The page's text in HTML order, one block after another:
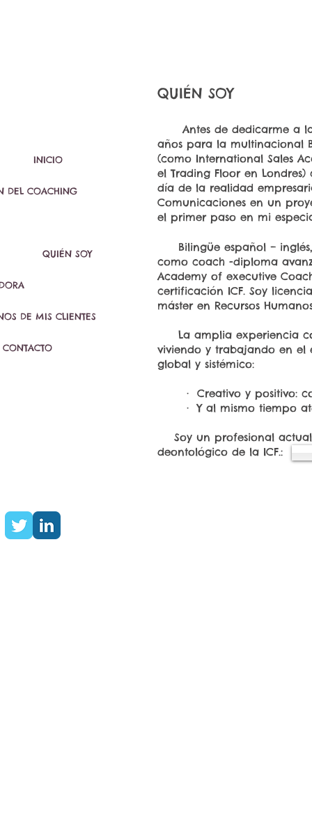
Antes de dedicarme a la
años para la multinacional
(como International Sales
el Trading Floor en
día de la realidad
Comunicaciones en un
el primer paso en mi
QUIÉN SOY
Bilingüe español – inglés,
como coach -diploma
Academy of executive
certificación ICF. Soy
máster en Recursos
La amplia experiencia
viviendo y trabajando en
global y sistémico:
· Creativo y positivo:
· Y al mismo tiempo
Soy un profesional
deontológico de la ICF.:
CONTACTO
QUIÉN SOY
DEL COACHING
INICIO
DE MIS CLIENTES